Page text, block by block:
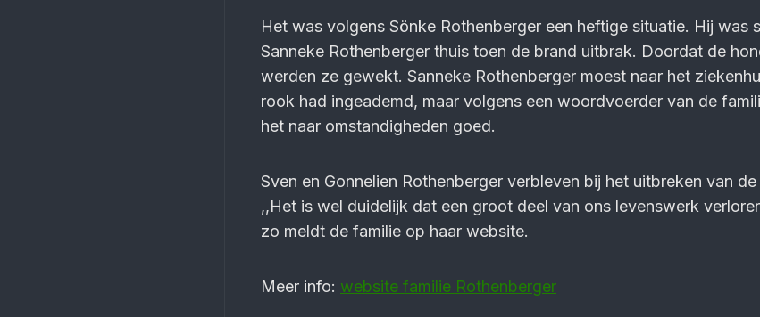
Het was volgens Sönke Rothenberger een heftige situatie. Hij was
Sanneke Rothenberger thuis toen de brand uitbrak. Doordat de
werden ze gewekt. Sanneke Rothenberger moest naar het
rook had ingeademd, maar volgens een woordvoerder van de
het naar omstandigheden goed.
Sven en Gonnelien Rothenberger verbleven bij het uitbreken van de
,,Het is wel duidelijk dat een groot deel van ons levenswerk
zo meldt de familie op haar website.
Meer info: website familie Rothenberger